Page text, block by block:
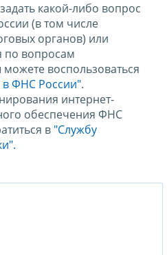
какой-либо вопрос
(в том числе
органов) или
по вопросам
воспользоваться
в ФНС России".
интернет-
обеспечения ФНС
в "Службу